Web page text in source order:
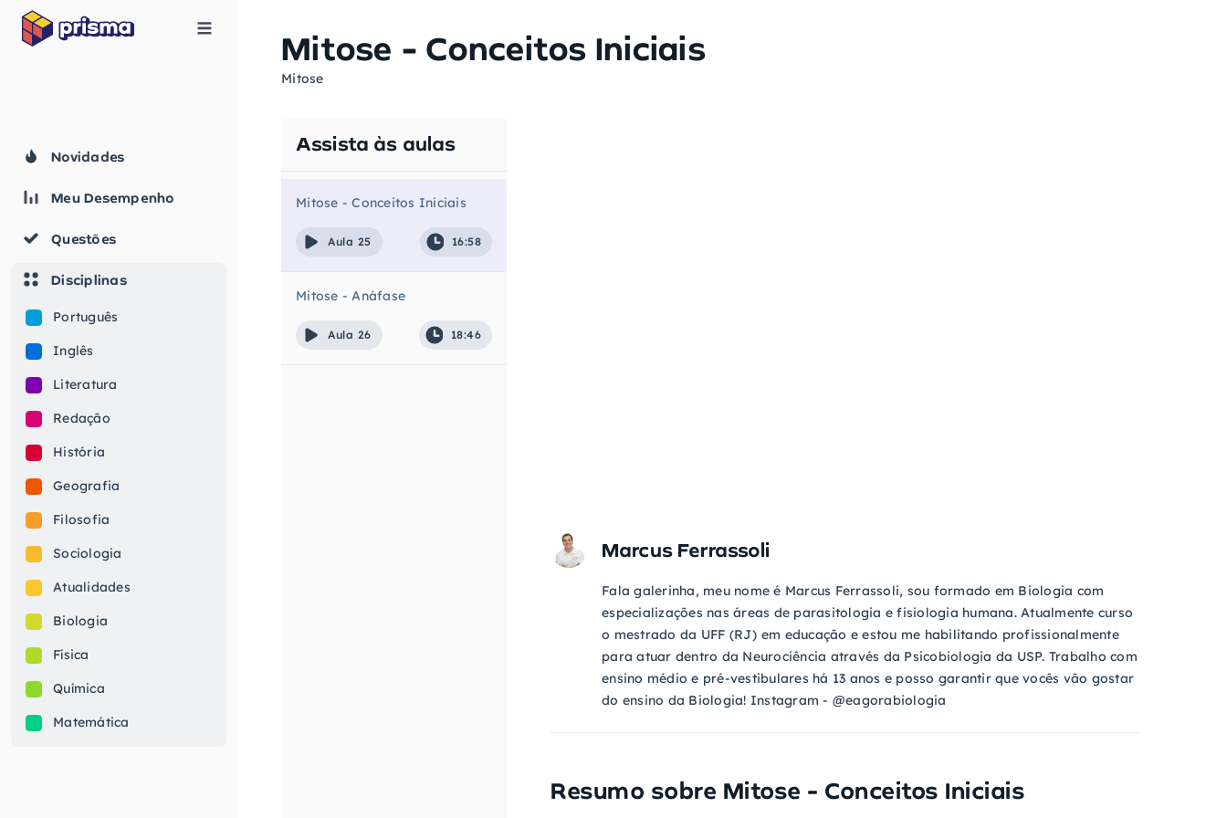
Novidades
Meu Desempenho
Questões
Disciplinas
Português
Inglês
Literatura
Redação
História
Geografia
Filosofia
Sociologia
Atualidades
Biologia
Física
Química
Matemática
Mitose - Conceitos Iniciais
Mitose
Assista às aulas
Mitose - Conceitos Iniciais
Aula 25 16:58
Mitose - Anáfase
Aula 26 18:46
Marcus Ferrassoli
Fala galerinha, meu nome é Marcus Ferrassoli, sou formado em Biologia com
especializações nas áreas de parasitologia e fisiologia humana. Atualmente curso
o mestrado da UFF (RJ) em educação e estou me habilitando profissionalmente
para atuar dentro da Neurociência através da Psicobiologia da USP. Trabalho com
ensino médio e pré-vestibulares há 13 anos e posso garantir que vocês vão gostar
do ensino da Biologia! Instagram - @eagorabiologia
Resumo sobre Mitose - Conceitos Iniciais